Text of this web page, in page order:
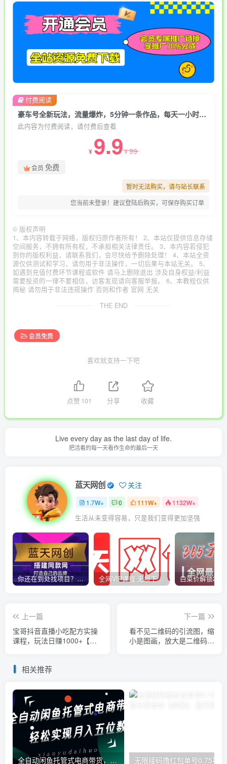
豪车号全新玩法，流量爆炸，5分钟一条作品，每天一小时实现月入过万【揭秘】
此内容为付费阅读，请付费后查看
¥ 9.9¥99
会员 免费
暂时无法购买，请与站长联系
您当前未登录！建议登陆后购买，可保存购买订单
付费阅读
© 版权声明
1、本内容转载于网络，版权归原作者所有！ 2、本站仅提供信息存储
空间服务，不拥有所有权，不承担相关法律责任。 3、本内容若侵犯
到你的版权利益，请联系我们，会尽快给予删除处理！ 4、本站全资
源仅供测试和学习，请勿用于非法操作，一切后果与本站无关。 5、
如遇到充值付费环节课程或软件 请马上删除退出 涉及自身权益/利益
需要投资的一律不要相信，访客发现请向客服举报。 6、本教程仅供
揭秘 请勿用于非法违规操作 否则和作者 官网 无关
THE END
会员免费
喜欢就支持一下吧
点赞 101 分享 收藏
Live every day as the last day of life.
把活着的每一天看作生命的最后一天
蓝天网创 关注
1.7W+ 0 111W+ 1132W+
生活从未变得容易，只是我们变得更加坚强
你还在到处找项目？还在当韭菜？我靠卖项目一个月收入5万+，曾经我也是个失败者。 全网VIP课程 无损下载~
上一篇
宝哥抖音直播小吃配方实操
课程，玩法日赚1000+【揭
下一篇
看不见二维码的引流图，缩
小是图画，放大是二维码，
相关推荐
全自动闲鱼托管式电商带货，一部手机和一个闲鱼号就可以开干，轻松实现月入五位数